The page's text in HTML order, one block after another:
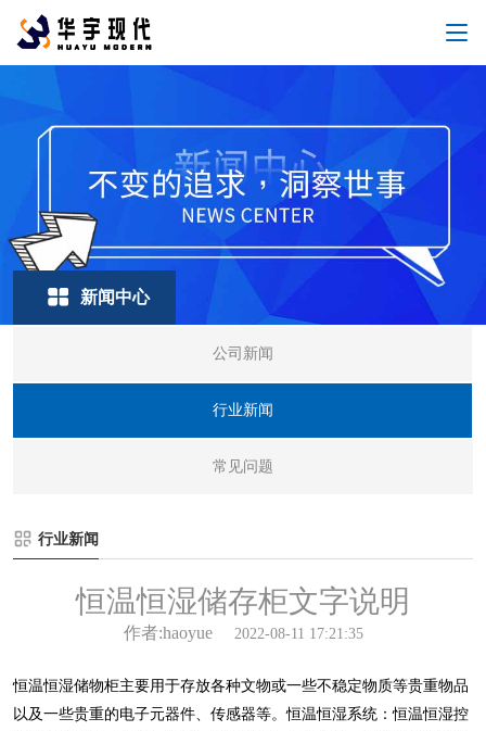
新闻中心
公司新闻
行业新闻
常见问题
行业新闻
恒温恒湿储存柜文字说明
作者:haoyue 2022-08-11 17:21:35
恒温恒湿储物柜主要用于存放各种文物或一些不稳定物质等贵重物品
以及一些贵重的电子元器件、传感器等。恒温恒湿系统：恒温恒湿控